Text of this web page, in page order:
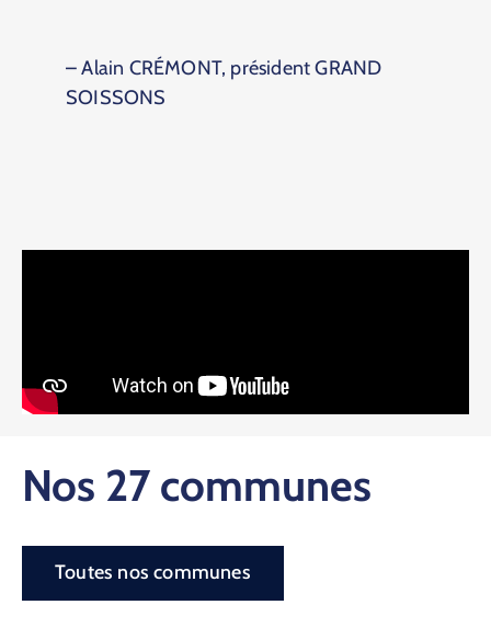
– Alain CRÉMONT, président GRAND
SOISSONS
Nos 27 communes
Toutes nos communes